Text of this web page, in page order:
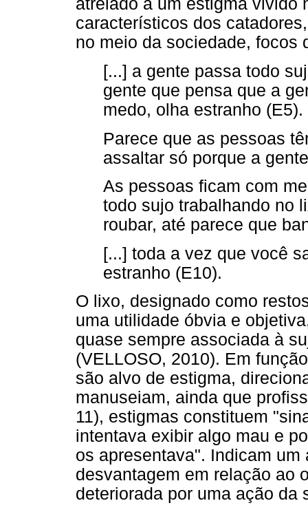
atrelado a um estigma vivido
característicos dos
no meio da sociedade, focos
[...] a gente passa todo
gente que pensa que a
medo, olha estranho (E5).
Parece que as pessoas
assaltar só porque a
As pessoas ficam com
todo sujo trabalhando no
roubar, até parece que
[...] toda a vez que você
estranho (E10).
O lixo, designado como
uma utilidade óbvia e
quase sempre associada à
(VELLOSO, 2010). Em
são alvo de estigma,
manuseiam, ainda que
11), estigmas constituem
intentava exibir algo mau e
os apresentava". Indicam
desvantagem em relação ao
deteriorada por uma ação da